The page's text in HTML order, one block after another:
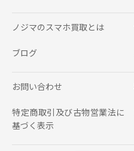
ノジマのスマホ買取とは
ブログ
お問い合わせ
特定商取引及び古物営業法に
基づく表示